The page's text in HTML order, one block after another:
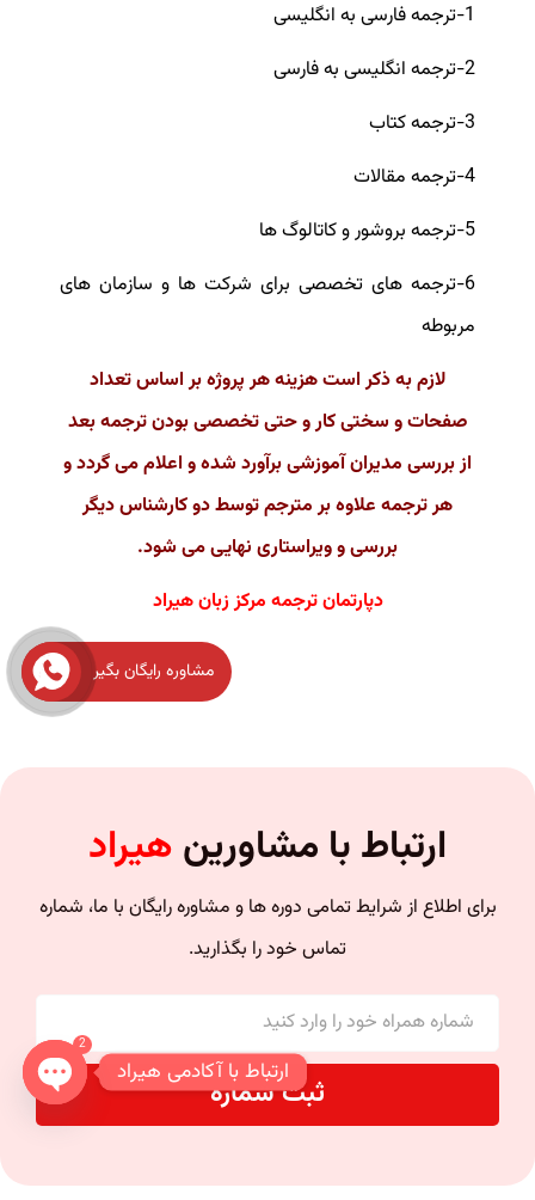
1-ترجمه فارسی به انگلیسی
2-ترجمه انگلیسی به فارسی
3-ترجمه کتاب
4-ترجمه مقالات
5-ترجمه بروشور و کاتالوگ ها
6-ترجمه های تخصصی برای شرکت ها و سازمان های
مربوطه
لازم به ذکر است هزینه هر پروژه بر اساس تعداد
صفحات و سختی کار و حتی تخصصی بودن ترجمه بعد
از بررسی مدیران آموزشی برآورد شده و اعلام می گردد و
هر ترجمه علاوه بر مترجم توسط دو کارشناس دیگر
بررسی و ویراستاری نهایی می شود.
دپارتمان ترجمه مرکز زبان هیراد
ارتباط با مشاورین هیراد
برای اطلاع از شرایط تمامی دوره ها و مشاوره رایگان با ما، شماره
تماس خود را بگذارید.
ثبت شماره
مشاوره رایگان بگیر
ارتباط با آکادمی هیراد
chaty
2